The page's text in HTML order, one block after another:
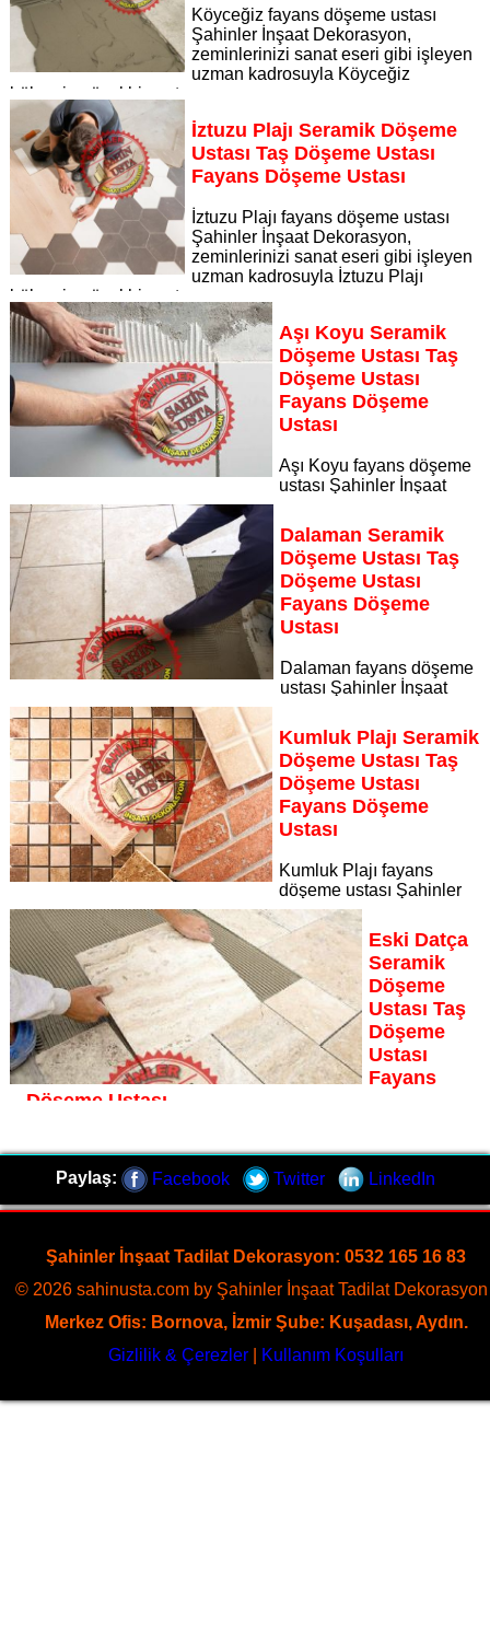
Köyceğiz fayans döşeme ustası
Şahinler İnşaat Dekorasyon,
zeminlerinizi sanat eseri gibi işleyen
uzman kadrosuyla Köyceğiz
bölgesine özel hizmet sunuyor
Sayfaya Git
İztuzu Plajı Seramik Döşeme
Ustası Taş Döşeme Ustası
Fayans Döşeme Ustası
İztuzu Plajı fayans döşeme ustası
Şahinler İnşaat Dekorasyon,
zeminlerinizi sanat eseri gibi işleyen
uzman kadrosuyla İztuzu Plajı
bölgesine özel hizmet sunuyor
Sayfaya Git
Aşı Koyu Seramik
Döşeme Ustası Taş
Döşeme Ustası
Fayans Döşeme
Ustası
Aşı Koyu fayans döşeme
ustası Şahinler İnşaat
Dekorasyon, zeminlerinizi sanat eseri gibi işleyen uzman
kadrosuyla Aşı Koyu bölgesine özel hizmet sunuyor
Sayfaya Git
Dalaman Seramik
Döşeme Ustası Taş
Döşeme Ustası
Fayans Döşeme
Ustası
Dalaman fayans döşeme
ustası Şahinler İnşaat
Dekorasyon, zeminlerinizi sanat eseri gibi işleyen uzman
kadrosuyla Dalaman bölgesine özel hizmet sunuyor
Sayfaya Git
Kumluk Plajı Seramik
Döşeme Ustası Taş
Döşeme Ustası
Fayans Döşeme
Ustası
Kumluk Plajı fayans
döşeme ustası Şahinler
İnşaat Dekorasyon, zeminlerinizi sanat eseri gibi işleyen
uzman kadrosuyla Kumluk Plajı bölgesine özel hizmet
sunuyor
Sayfaya Git
Eski Datça
Seramik
Döşeme
Ustası Taş
Döşeme
Ustası
Fayans
Döşeme Ustası
Dekorasyon, zeminlerinizi sanat eseri gibi işleyen uzman
kadrosuyla Eski Datça bölgesine özel hizmet sunuyor
Sayfaya Git
Paylaş: Facebook Twitter LinkedIn
Şahinler İnşaat Tadilat Dekorasyon: 0532 165 16 83
© 2026 sahinusta.com by Şahinler İnşaat Tadilat
Merkez Ofis: Bornova, İzmir Şube: Kuşadası, Aydın.
Gizlilik & Çerezler
Kullanım Koşulları